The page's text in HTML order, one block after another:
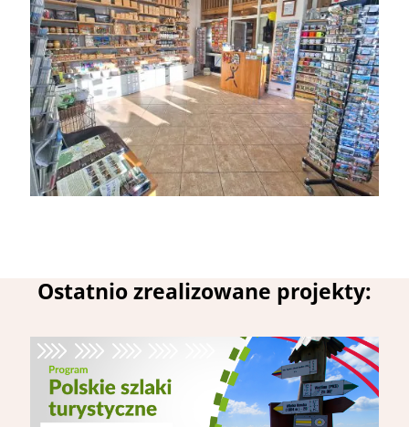
Ostatnio zrealizowane projekty: